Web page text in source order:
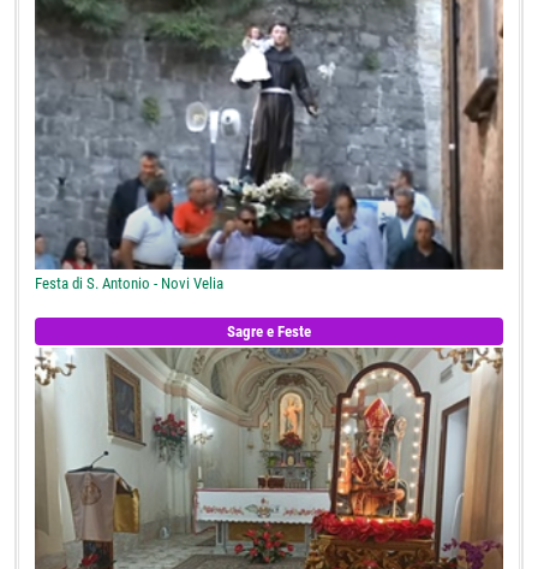
Festa di S. Antonio - Novi Velia
Sagre e Feste